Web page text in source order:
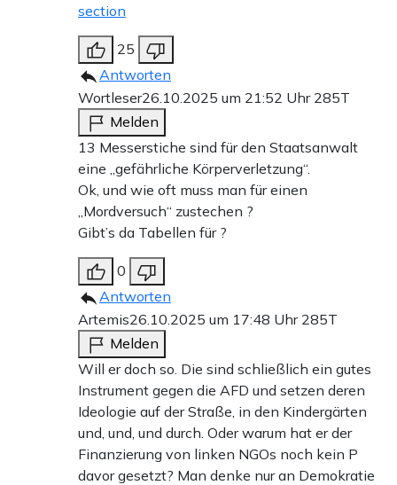
section
25
Antworten
Wortleser26.10.2025 um 21:52 Uhr 285T
Melden
13 Messerstiche sind für den Staatsanwalt
eine „gefährliche Körperverletzung“.
Ok, und wie oft muss man für einen
„Mordversuch“ zustechen ?
Gibt’s da Tabellen für ?
0
Antworten
Artemis26.10.2025 um 17:48 Uhr 285T
Melden
Will er doch so. Die sind schließlich ein gutes
Instrument gegen die AFD und setzen deren
Ideologie auf der Straße, in den Kindergärten
und, und, und durch. Oder warum hat er der
Finanzierung von linken NGOs noch kein P
davor gesetzt? Man denke nur an Demokratie